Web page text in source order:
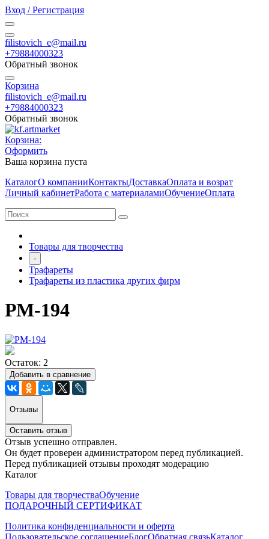
Вход / Регистрация
filistovich_e@mail.ru
+79884000323
Обратный звонок
Корзина
filistovich_e@mail.ru
+79884000323
Обратный звонок
Корзина:
Оформить
Ваша корзина пуста
КаталогО компанииКонтактыДоставкаОплата и возрат
Личный кабинетРабота с материаламиОбучениеОплата
Товары для творчества
-
Трафареты
Трафареты из пластика других фирм
РМ-194
Остаток: 2
Добавить в сравнение
Отзывы
Оставить отзыв
Отзыв успешно отправлен.
Он будет проверен администратором перед публикацией.
Перед публикацией отзывы проходят модерацию
Каталог
Товары для творчестваОбучение
ПОДАРОЧНЫЙ СЕРТИФИКАТ
Политика конфиденциальности и оферта
Пользовательское соглашениеБлогОбратная связьКаталог